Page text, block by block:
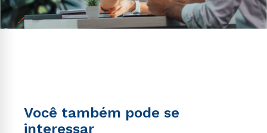
Você também pode se
interessar